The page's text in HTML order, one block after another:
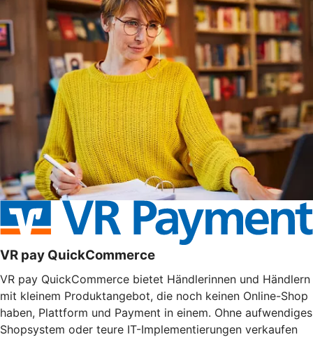
VR pay QuickCommerce
VR pay QuickCommerce bietet Händlerinnen und Händlern
mit kleinem Produktangebot, die noch keinen Online-Shop
haben, Plattform und Payment in einem. Ohne aufwendiges
Shopsystem oder teure IT-Implementierungen verkaufen